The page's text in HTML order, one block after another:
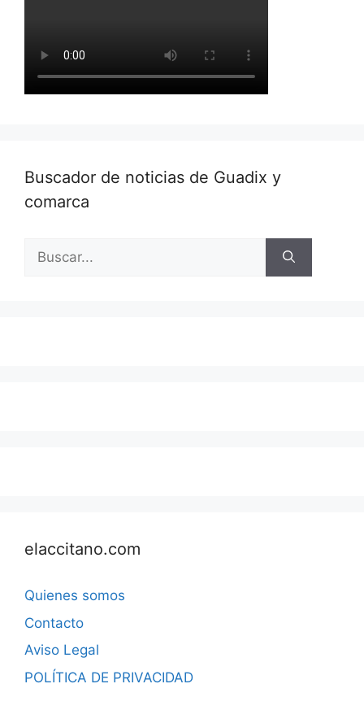
Buscador de noticias de Guadix y
comarca
Buscar:
elaccitano.com
Quienes somos
Contacto
Aviso Legal
POLÍTICA DE PRIVACIDAD